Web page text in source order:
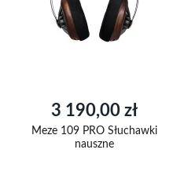
3 190,00 zł
Meze 109 PRO Słuchawki
nauszne